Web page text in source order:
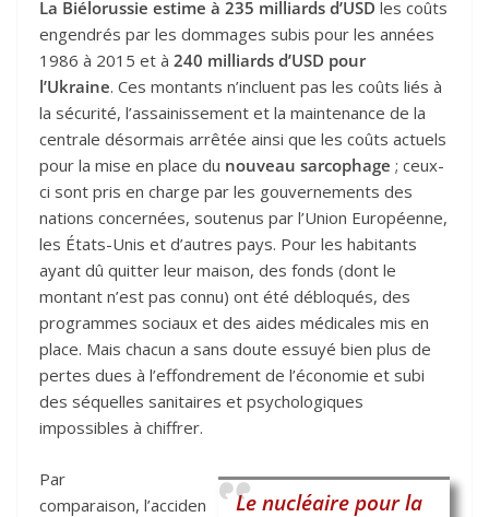
La Biélorussie estime à 235 milliards d’USD les coûts
engendrés par les dommages subis pour les années
1986 à 2015 et à 240 milliards d’USD pour
l’Ukraine. Ces montants n’incluent pas les coûts liés à
la sécurité, l’assainissement et la maintenance de la
centrale désormais arrêtée ainsi que les coûts actuels
pour la mise en place du nouveau sarcophage ; ceux-
ci sont pris en charge par les gouvernements des
nations concernées, soutenus par l’Union Européenne,
les États-Unis et d’autres pays. Pour les habitants
ayant dû quitter leur maison, des fonds (dont le
montant n’est pas connu) ont été débloqués, des
programmes sociaux et des aides médicales mis en
place. Mais chacun a sans doute essuyé bien plus de
pertes dues à l’effondrement de l’économie et subi
des séquelles sanitaires et psychologiques
impossibles à chiffrer.
Le nucléaire pour la
Par
comparaison, l’acciden